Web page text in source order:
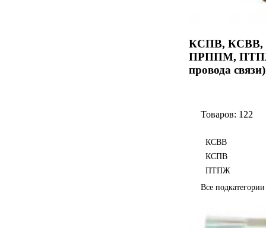
КСПВ,
ПРППМ,
провода связи)
Товаров: 122
КСВВ
КСПВ
ПТПЖ
Все